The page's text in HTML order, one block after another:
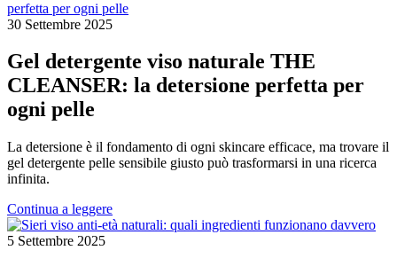
30 Settembre 2025
Gel detergente viso naturale THE
CLEANSER: la detersione perfetta per
ogni pelle
La detersione è il fondamento di ogni skincare efficace, ma trovare il
gel detergente pelle sensibile giusto può trasformarsi in una ricerca
infinita.
Continua a leggere
5 Settembre 2025